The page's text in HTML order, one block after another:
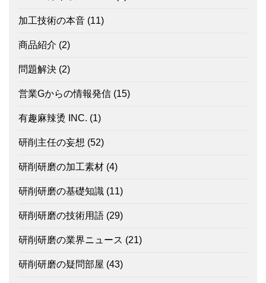
加工技術の本音 (11)
商品紹介 (2)
問題解決 (2)
営業Gからの情報発信 (15)
有趣麻辣烫 INC. (1)
研削主任の妄想 (52)
研削研磨の加工素材 (4)
研削研磨の基礎知識 (11)
研削研磨の技術用語 (29)
研削研磨の業界ニュース (21)
研削研磨の疑問部屋 (43)